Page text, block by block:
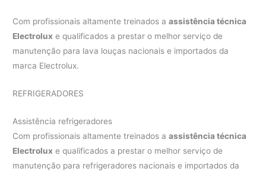
Com profissionais altamente treinados aassistência técnica
Electrolux e qualificados a prestar o melhor serviço de
manutenção para lava louças nacionais e importados da
marca Electrolux.
REFRIGERADORES
Assistência refrigeradores
Com profissionais altamente treinados aassistência técnica
Electrolux e qualificados a prestar o melhor serviço de
manutenção para refrigeradores nacionais e importados da